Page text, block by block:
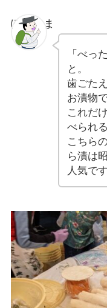
ぽちゃま
「べっ
と。
歯ごた
お漬物で
これだ
べられ
こちら
ら漬は
人気です